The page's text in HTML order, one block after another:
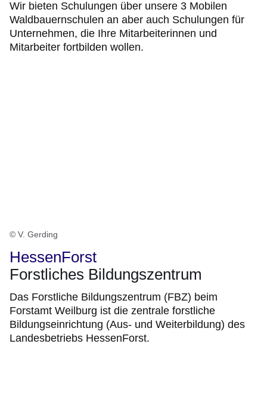
Wir bieten Schulungen über unsere 3 Mobilen
Waldbauernschulen an aber auch Schulungen für
Unternehmen, die Ihre Mitarbeiterinnen und
Mitarbeiter fortbilden wollen.
© V. Gerding
HessenForst
Forstliches Bildungszentrum
Das Forstliche Bildungszentrum (FBZ) beim
Forstamt Weilburg ist die zentrale forstliche
Bildungseinrichtung (Aus- und Weiterbildung) des
Landesbetriebs HessenForst.